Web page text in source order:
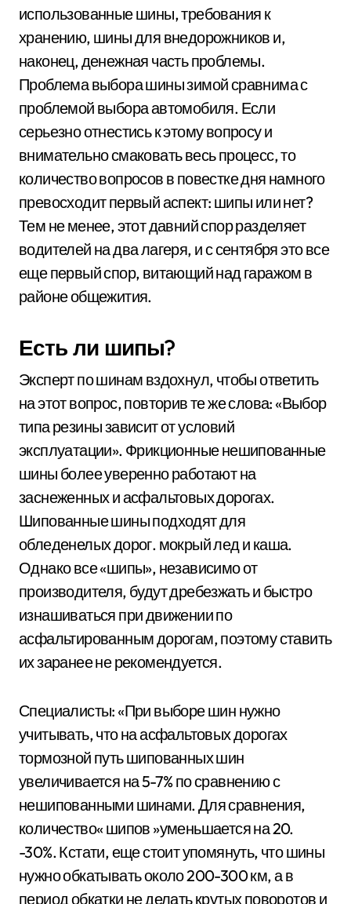
использованные шины, требования к
хранению, шины для внедорожников и,
наконец, денежная часть проблемы.
Проблема выбора шины зимой сравнима с
проблемой выбора автомобиля. Если
серьезно отнестись к этому вопросу и
внимательно смаковать весь процесс, то
количество вопросов в повестке дня намного
превосходит первый аспект: шипы или нет?
Тем не менее, этот давний спор разделяет
водителей на два лагеря, и с сентября это все
еще первый спор, витающий над гаражом в
районе общежития.
Есть ли шипы?
Эксперт по шинам вздохнул, чтобы ответить
на этот вопрос, повторив те же слова: «Выбор
типа резины зависит от условий
эксплуатации». Фрикционные нешипованные
шины более уверенно работают на
заснеженных и асфальтовых дорогах.
Шипованные шины подходят для
обледенелых дорог. мокрый лед и каша.
Однако все «шипы», независимо от
производителя, будут дребезжать и быстро
изнашиваться при движении по
асфальтированным дорогам, поэтому ставить
их заранее не рекомендуется.
Специалисты: «При выборе шин нужно
учитывать, что на асфальтовых дорогах
тормозной путь шипованных шин
увеличивается на 5-7% по сравнению с
нешипованными шинами. Для сравнения,
количество« шипов »уменьшается на 20.
-30%. Кстати, еще стоит упомянуть, что шины
нужно обкатывать около 200-300 км, а в
период обкатки не делать крутых поворотов и